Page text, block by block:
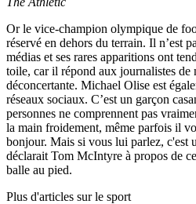
Or le vice-champion olympique de
réservé en dehors du terrain. Il n’est
médias et ses rares apparitions ont
toile, car il répond aux journalistes de
déconcertante. Michael Olise est
réseaux sociaux. C’est un garçon
personnes ne comprennent pas
la main froidement, même parfois il
bonjour. Mais si vous lui parlez, c'est
déclarait Tom McIntyre à propos de
balle au pied.
Plus d'articles sur le sport